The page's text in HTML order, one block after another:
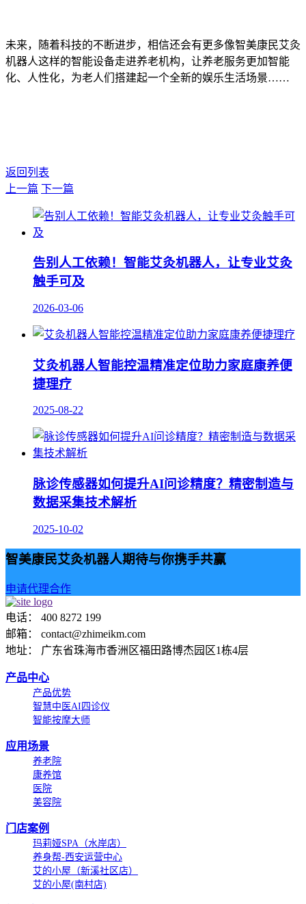
未来，随着科技的不断进步，相信还会有更多像智美康民艾灸
机器人这样的智能设备走进养老机构，让养老服务更加智能
化、人性化，为老人们搭建起一个全新的娱乐生活场景……
返回列表
上一篇 下一篇
告别人工依赖！智能艾灸机器人，让专业艾灸
触手可及
2026-03-06
艾灸机器人智能控温精准定位助力家庭康养便
捷理疗
2025-08-22
脉诊传感器如何提升AI问诊精度？精密制造与
数据采集技术解析
2025-10-02
智美康民艾灸机器人期待与你携手共赢
申请代理合作
电话： 400 8272 199
邮箱： contact@zhimeikm.com
地址： 广东省珠海市香洲区福田路博杰园区1栋4层
产品中心
产品优势
智慧中医AI四诊仪
智能按摩大师
应用场景
养老院
康养馆
医院
美容院
门店案例
玛莉娅SPA（水岸店）
养身帮-西安运营中心
艾的小屋（新溪社区店）
艾的小屋(南村店)